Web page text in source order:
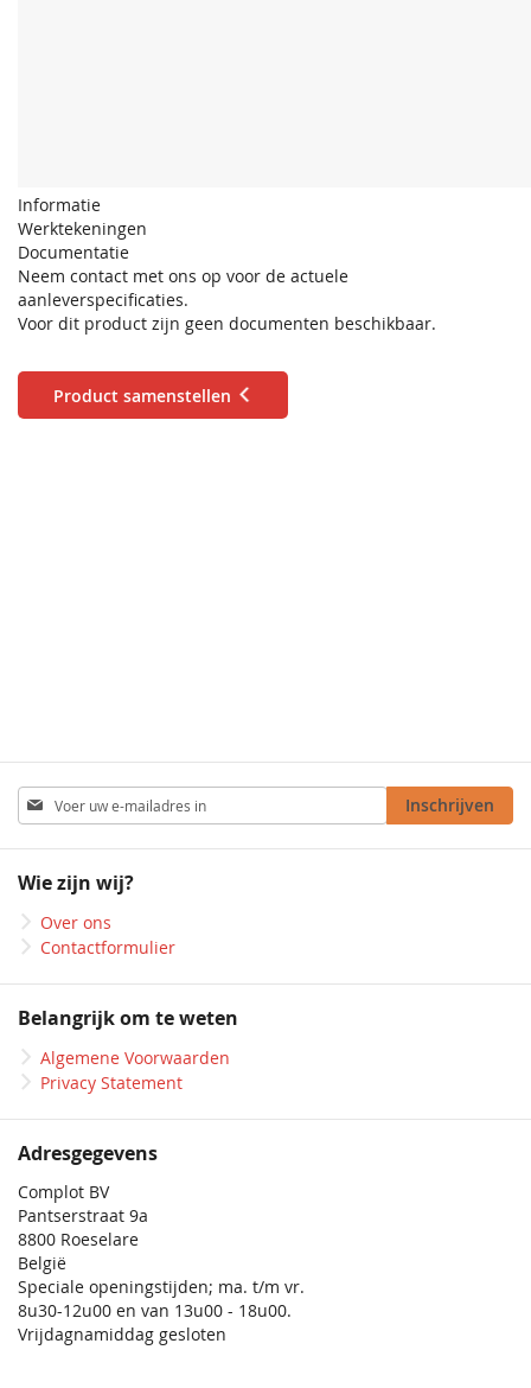
Informatie
Werktekeningen
Documentatie
Neem contact met ons op voor de actuele
aanleverspecificaties.
Voor dit product zijn geen documenten beschikbaar.
Product samenstellen
Abonneer
u
op
nieuwsbrief
Inschrijven
Wie zijn wij?
Over ons
Contactformulier
Belangrijk om te weten
Algemene Voorwaarden
Privacy Statement
Adresgegevens
Complot BV
Pantserstraat 9a
8800 Roeselare
België
Speciale openingstijden; ma. t/m vr.
8u30-12u00 en van 13u00 - 18u00.
Vrijdagnamiddag gesloten